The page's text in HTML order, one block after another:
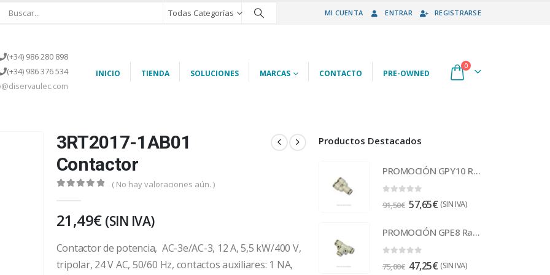
Todas Categorías MI CUENTA ENTRAR REGISTRARSE
(+34) 986 280 898
(+34) 986 376 534
INICIO TIENDA SOLUCIONES MARCAS CONTACTO PRE-OWNED
0
3RT2017-1AB01
Contactor
( No hay valoraciones aún. )
21,49€ (SIN IVA)
Contactor de potencia, AC-3e/AC-3, 12 A, 5,5 kW/400 V,
tripolar, 24 V AC, 50/60 Hz, contactos auxiliares: 1 NA,
Productos Destacados
PROMOCIÓN GPY10 Racor
91,50€ 57,65€ (SIN IVA)
PROMOCIÓN GPE8 Racor
75,00€ 47,25€ (SIN IVA)